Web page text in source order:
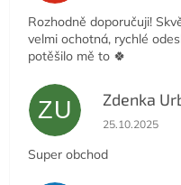
Rozhodně doporučuji!
velmi ochotná, rychlé
potěšilo mě to 🍀
ZU Zdenka
Hodnocení
25.10.2025
Super obchod